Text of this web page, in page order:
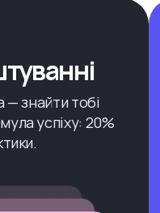
— знайти тобі
успіху: 20%